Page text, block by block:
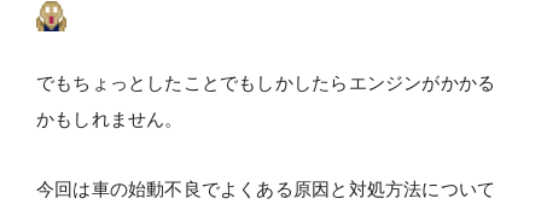
でもちょっとしたことでもしかしたらエンジンがかかる
かもしれません。
今回は車の始動不良でよくある原因と対処方法について